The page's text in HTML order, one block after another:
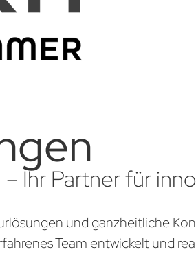
Ihr Partner für
und ganzheitliche
Team entwickelt und